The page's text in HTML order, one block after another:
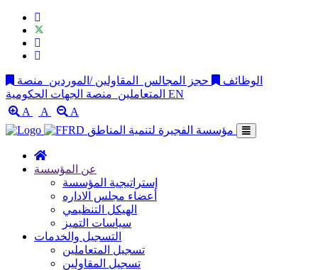
الوظائف حجز المجالس المقاولين /الموردين منصة
المتعاملين EN
A
A
A
عن المؤسسة
إستراتيجية المؤسسة
أعضاء مجلس الاداره
الهيكل التنظيمي
سياسات التميز
التسجيل والخدمات
تسجيل المتعاملين
تسجيل المقاولين